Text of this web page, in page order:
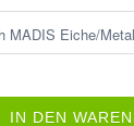
IN DEN